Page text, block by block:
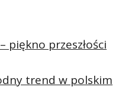
piękno przeszłości
trend w polskim